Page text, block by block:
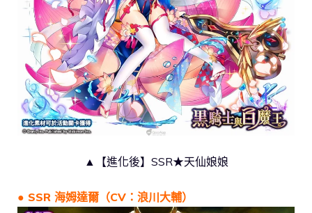
▲【進化後】SSR★天仙娘娘
● SSR 海姆達爾（CV：浪川大輔）